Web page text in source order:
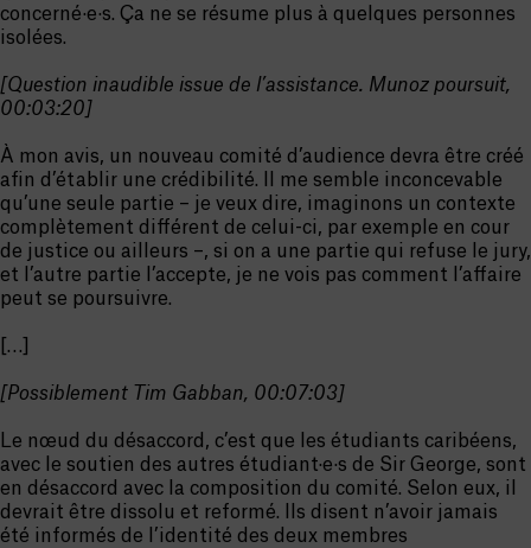
concerné·e·s. Ça ne se résume plus à quelques personnes
isolées.
[Question inaudible issue de l’assistance. Munoz poursuit,
00:03:20]
À mon avis, un nouveau comité d’audience devra être créé
afin d’établir une crédibilité. Il me semble inconcevable
qu’une seule partie – je veux dire, imaginons un contexte
complètement différent de celui-ci, par exemple en cour
de justice ou ailleurs –, si on a une partie qui refuse le jury,
et l’autre partie l’accepte, je ne vois pas comment l’affaire
peut se poursuivre.
[…]
[Possiblement Tim Gabban, 00:07:03]
Le nœud du désaccord, c’est que les étudiants caribéens,
avec le soutien des autres étudiant·e·s de Sir George, sont
en désaccord avec la composition du comité. Selon eux, il
devrait être dissolu et reformé. Ils disent n’avoir jamais
été informés de l’identité des deux membres